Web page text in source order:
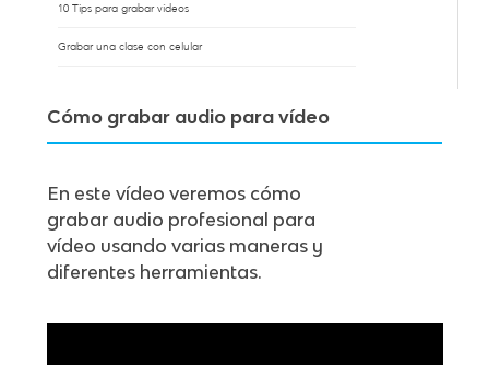
10 Tips para grabar vídeos
Grabar una clase con celular
Cómo grabar audio para vídeo
En este vídeo veremos cómo
grabar audio profesional para
vídeo usando varias maneras y
diferentes herramientas.